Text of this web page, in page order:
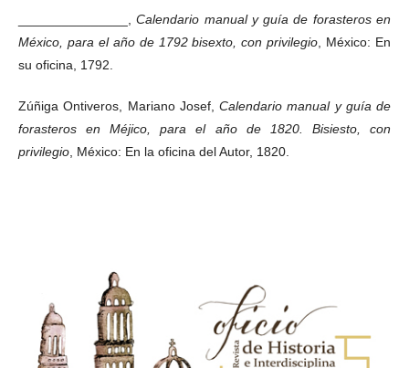
_______________,Calendario manual y guía de forasteros en
México, para el año de 1792 bisexto, con privilegio , México: En
su oficina, 1792.
Zúñiga Ontiveros, Mariano Josef, Calendario manual y guía de
forasteros en Méjico, para el año de 1820. Bisiesto, con
privilegio , México: En la oficina del Autor, 1820.